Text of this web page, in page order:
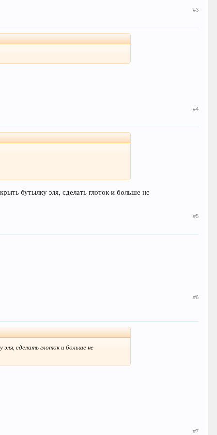
#3
#4
бутылку эля, сделать глоток и больше не
#5
#6
сделать глоток и больше не
#7